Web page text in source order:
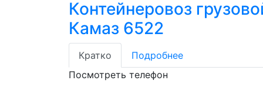
Контейнеровоз
Камаз 6522
Кратко
Подробнее
Посмотреть телефон